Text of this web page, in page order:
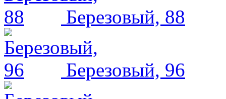
Березовый, 88
Березовый, 96